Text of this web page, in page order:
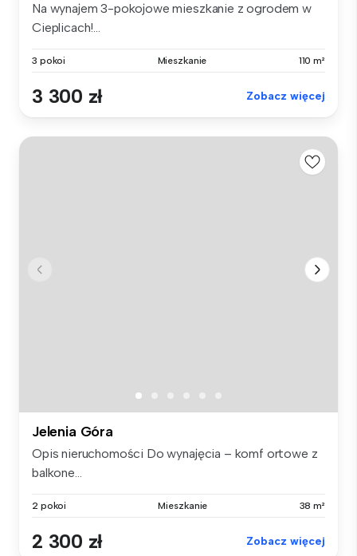
Na wynajem 3-pokojowe mieszkanie z ogrodem w
Cieplicach!...
3 pokoi Mieszkanie 110 m²
3 300 zł Zobacz więcej
Jelenia Góra
Opis nieruchomości Do wynajęcia – komf ortowe z
balkone...
2 pokoi Mieszkanie 38 m²
2 300 zł Zobacz więcej